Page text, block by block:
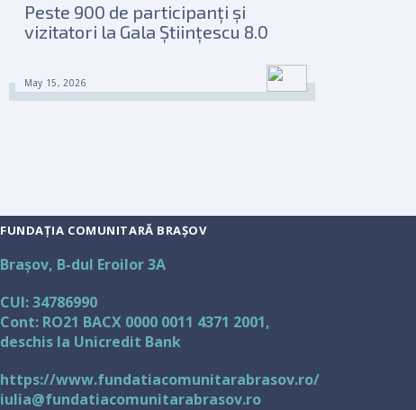
Peste 900 de participanți și
vizitatori la Gala Științescu 8.0
May 15, 2026
FUNDAȚIA COMUNITARĂ BRAȘOV
Brașov, B-dul Eroilor 3A
CUI: 34786990
Cont: RO21 BACX 0000 0011 4371 2001,
deschis la Unicredit Bank
https://www.fundatiacomunitarabrasov.ro/
iulia@fundatiacomunitarabrasov.ro